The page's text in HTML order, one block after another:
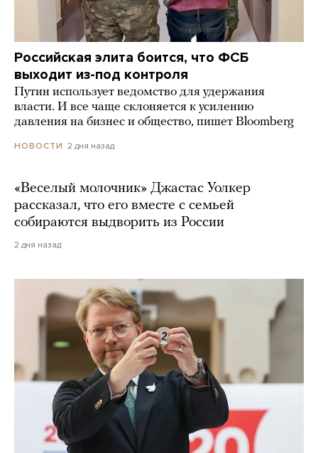
Российская элита боится, что ФСБ
выходит из-под контроля
Путин использует ведомство для удержания
власти. И все чаще склоняется к усилению
давления на бизнес и общество, пишет Bloomberg
НОВОСТИ 2 дня назад
«Веселый молочник» Джастас Уолкер
рассказал, что его вместе с семьей
собираются выдворить из России
2 дня назад